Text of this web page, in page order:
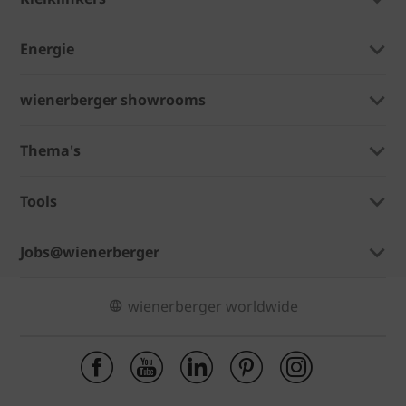
Energie
wienerberger showrooms
Thema's
Tools
Jobs@wienerberger
wienerberger worldwide